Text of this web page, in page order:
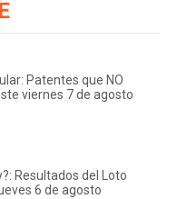
Patentes que NO
viernes 7 de agosto
Resultados del Loto
6 de agosto